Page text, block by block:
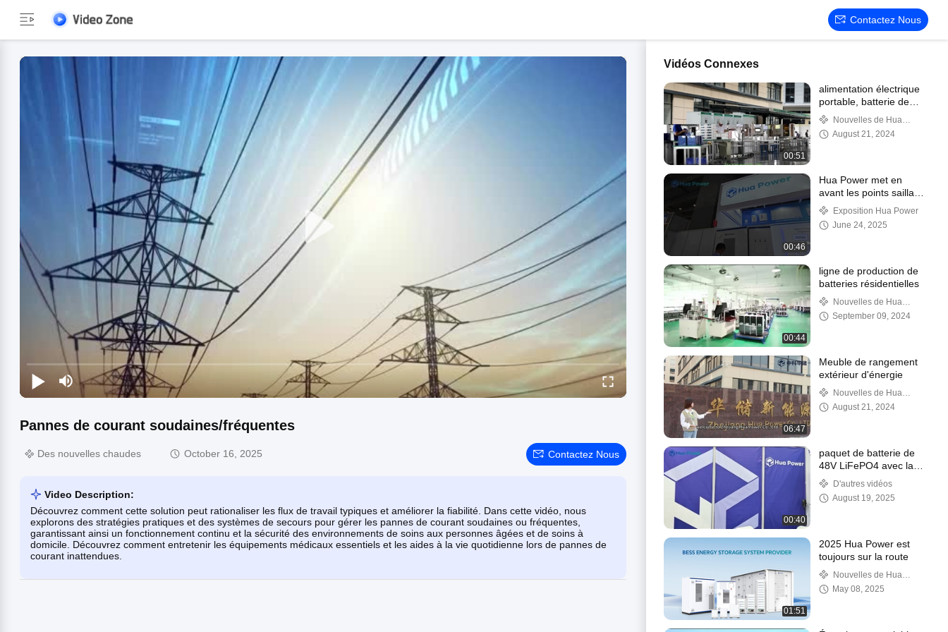
Contactez Nous
Pannes de courant soudaines/fréquentes
Des nouvelles chaudes October 16, 2025 Contactez Nous
Video Description:
Découvrez comment cette solution peut rationaliser les flux de travail typiques et améliorer la fiabilité. Dans cette vidéo, nous
explorons des stratégies pratiques et des systèmes de secours pour gérer les pannes de courant soudaines ou fréquentes,
garantissant ainsi un fonctionnement continu et la sécurité des environnements de soins aux personnes âgées et de soins à
domicile. Découvrez comment entretenir les équipements médicaux essentiels et les aides à la vie quotidienne lors de pannes de
courant inattendues.
Vidéos Connexes
00:51
alimentation électrique
portable, batterie de
stockage d'énergie
domestique, armoires
de stockage d'énergie
Nouvelles de Hua
PowerAugust 21, 2024
00:46
Hua Power met en
avant les points saillants
de la Foire de Canton
2025
Exposition Hua Power
June 24, 2025
00:44
ligne de production de
batteries résidentielles
Nouvelles de Hua
PowerSeptember 09, 2024
06:47
Meuble de rangement
extérieur d'énergie
Nouvelles de Hua
PowerAugust 21, 2024
00:40
paquet de batterie de
48V LiFePO4 avec la
capacité 160Ah
D'autres vidéos
August 19, 2025
01:51
2025 Hua Power est
toujours sur la route
Nouvelles de Hua
PowerMay 08, 2025